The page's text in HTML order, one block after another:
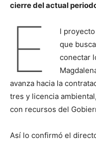
cierre del actual
E
l
que
conectar
avanza hacia la
tres y licencia
con recursos del
Así lo confirmó el